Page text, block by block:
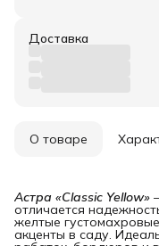
Доставка
О товаре
Астра «Classic Yellow»
отличается
желтые
акценты в саду.